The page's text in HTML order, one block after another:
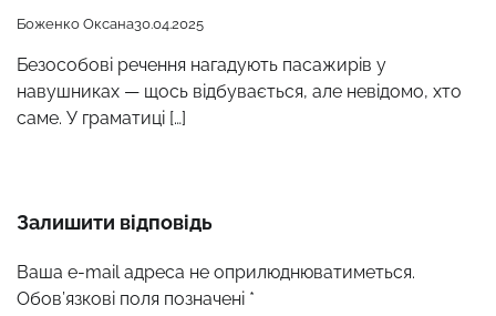
Боженко Оксана30.04.2025
Безособові речення нагадують пасажирів у
навушниках — щось відбувається, але невідомо, хто
саме. У граматиці […]
Залишити відповідь
Ваша e-mail адреса не оприлюднюватиметься.
Обов’язкові поля позначені *